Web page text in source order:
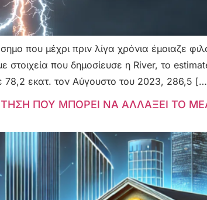
που μέχρι πριν λίγα χρόνια έμοιαζε
που δημοσίευσε η River, το
78,2 εκατ. τον Αύγουστο του 2023, 286,5
ΠΟΥ ΜΠΟΡΕΙ ΝΑ ΑΛΛΑΞΕΙ ΤΟ